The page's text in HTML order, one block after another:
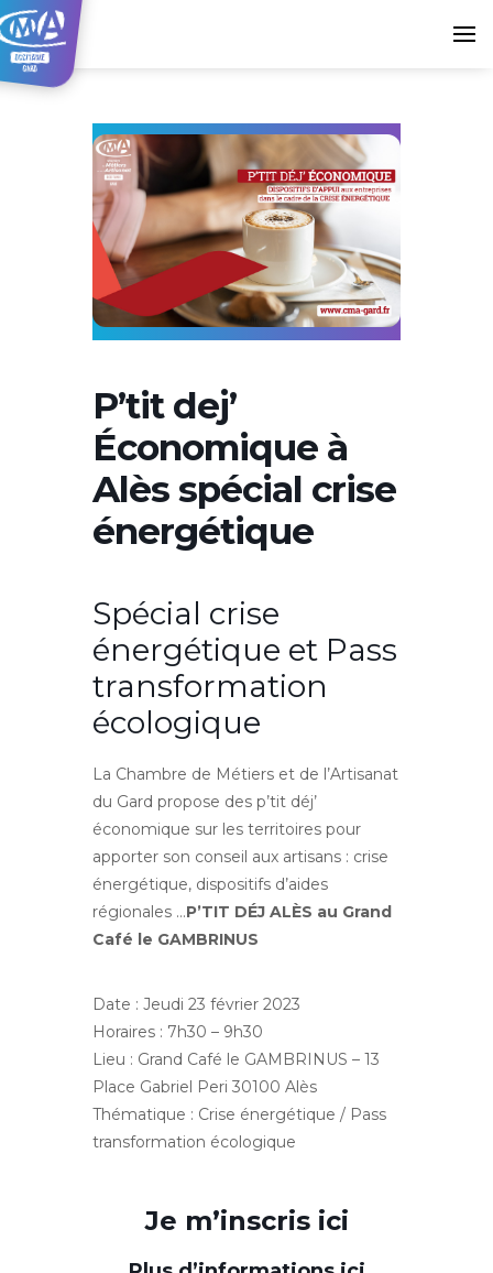
P’tit dej’
Économique à
Alès spécial crise
énergétique
Spécial crise
énergétique et Pass
transformation
écologique
La Chambre de Métiers et de l’Artisanat
du Gard propose des p’tit déj’
économique sur les territoires pour
apporter son conseil aux artisans : crise
énergétique, dispositifs d’aides
régionales …P’TIT DÉJ ALÈS au Grand
Café le GAMBRINUS
Date : Jeudi 23 février 2023
Horaires : 7h30 – 9h30
Lieu : Grand Café le GAMBRINUS – 13
Place Gabriel Peri 30100 Alès
Thématique : Crise énergétique / Pass
transformation écologique
Je m’inscris ici